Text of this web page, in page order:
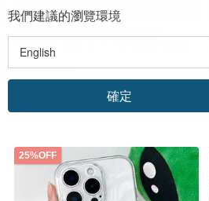
iPhonex /カスタマイズされた携帯電
話ケース/フルパッケージ/ソフトグル
Sony）/オリジナルデザイン
tangbaobao
25%OFF
我們建議的瀏覽環境
確定